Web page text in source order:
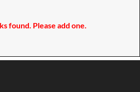
found. Please add one.